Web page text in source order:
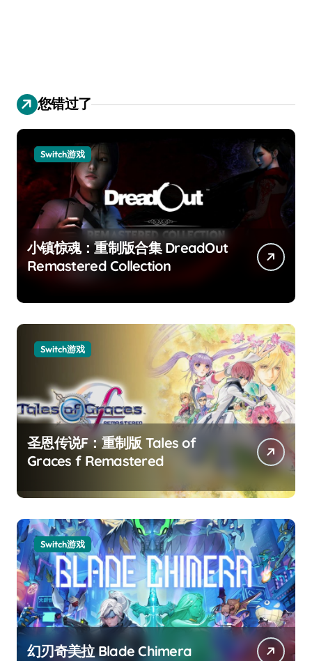
您错过了
Switch游戏
小镇惊魂：重制版合集 DreadOut
Remastered Collection
Switch游戏
圣恩传说F：重制版 Tales of
Graces f Remastered
Switch游戏
幻刃奇美拉 Blade Chimera